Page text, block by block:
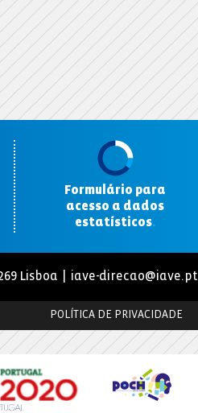
Formulário para
acesso a dados
estatísticos.
Lisboa | iave-direcao@iave.pt
POLÍTICA DE PRIVACIDADE